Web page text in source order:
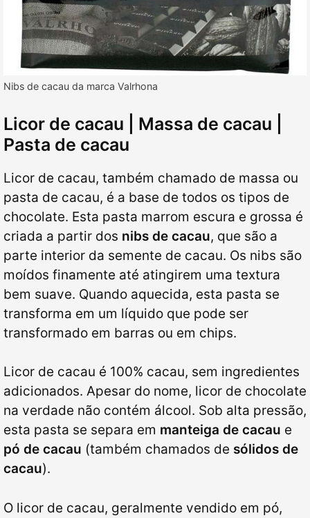
Nibs de cacau da marca Valrhona
Licor de cacau | Massa de cacau |
Pasta de cacau
Licor de cacau, também chamado de massa ou
pasta de cacau, é a base de todos os tipos de
chocolate. Esta pasta marrom escura e grossa é
criada a partir dos nibs de cacau, que são a
parte interior da semente de cacau. Os nibs são
moídos finamente até atingirem uma textura
bem suave. Quando aquecida, esta pasta se
transforma em um líquido que pode ser
transformado em barras ou em chips.
Licor de cacau é 100% cacau, sem ingredientes
adicionados. Apesar do nome, licor de chocolate
na verdade não contém álcool. Sob alta pressão,
esta pasta se separa em manteiga de cacau e
pó de cacau (também chamados de sólidos de
cacau).
O licor de cacau, geralmente vendido em pó,